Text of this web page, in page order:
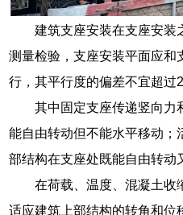
建筑支座安装在支座安装
测量检验，支座安装平面应和
行，其平行度的偏差不宜超过
其中固定支座传递竖向力
能自由转动但不能水平移动；
部结构在支座处既能自由转动
在荷载、温度、混凝土收
适应建筑上部结构的转角和位